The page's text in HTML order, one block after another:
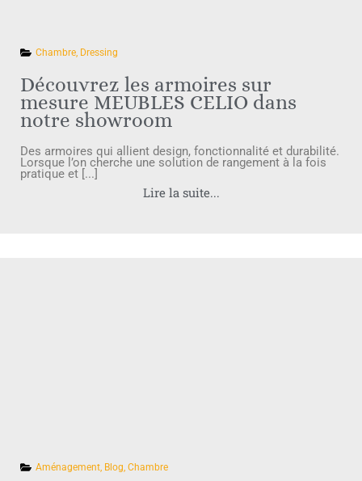
Chambre, Dressing
Découvrez les armoires sur
mesure MEUBLES CELIO dans
notre showroom
Des armoires qui allient design, fonctionnalité et durabilité.
Lorsque l’on cherche une solution de rangement à la fois
pratique et [...]
Lire la suite...
Aménagement, Blog, Chambre